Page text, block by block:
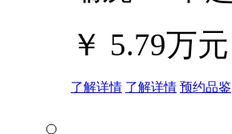
￥ 5.79万元
了解详情 了解详情 预约品鉴